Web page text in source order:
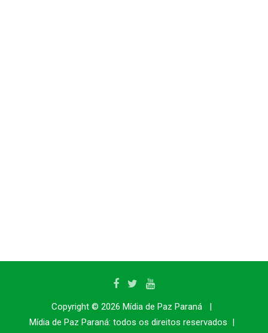
Copyright © 2026 Mídia de Paz Paraná
Mídia de Paz Paraná: todos os direitos reservados